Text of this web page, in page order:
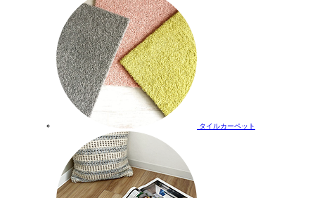
タイルカーペット